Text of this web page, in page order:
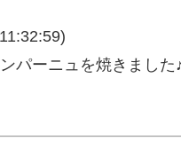
パーニュを焼きまし